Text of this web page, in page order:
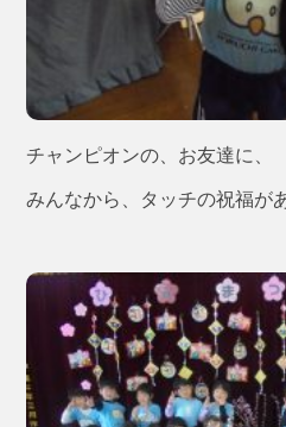
チャンピオンの、お友達に、
みんなから、タッチの祝福が